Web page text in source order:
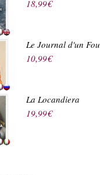
18,99€
Le Journal d'un Fou
10,99€
La Locandiera
19,99€